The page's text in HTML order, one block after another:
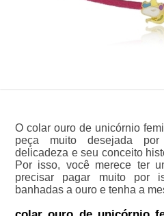
O colar ouro de unicórnio
peça muito desejada
delicadeza e seu conceito
Por isso, você merece ter
precisar pagar muito por
banhadas a ouro e tenha a